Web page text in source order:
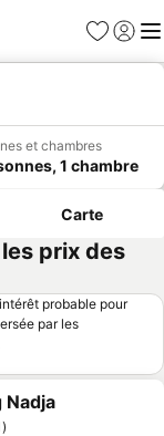
Favoris
Se
et chambres
1 chambre
Carte
prix des
probable pour
par les
favoris
Nadja